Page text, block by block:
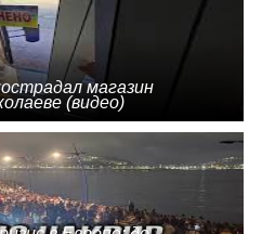
магазин
(видео)